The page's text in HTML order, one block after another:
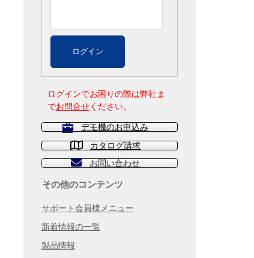
ログインでお困りの際は弊社ま
でお問合せください。
デモ機のお申込み
カタログ請求
お問い合わせ
その他のコンテンツ
サポート会員様メニュー
新着情報の一覧
製品情報